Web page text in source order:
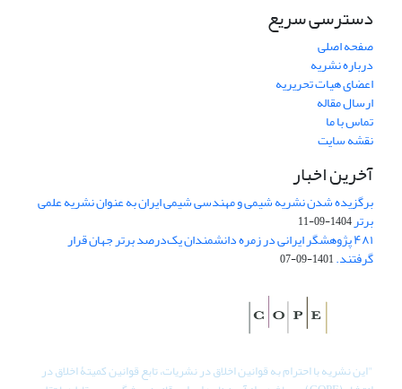
دسترسی سریع
صفحه اصلی
درباره نشریه
اعضای هیات تحریریه
ارسال مقاله
تماس با ما
نقشه سایت
آخرین اخبار
برگزیده شدن نشریه شیمی و مهندسی شیمی ایران به عنوان نشریه علمی
برتر1404-09-11
۴۸۱ پژوهشگر ایرانی در زمره دانشمندان یک‌درصد برتر جهان قرار
گرفتند.1401-09-07
"این نشریه با احترام به قوانین اخلاق در نشریات، تابع قوانین کمیتۀ اخلاق در